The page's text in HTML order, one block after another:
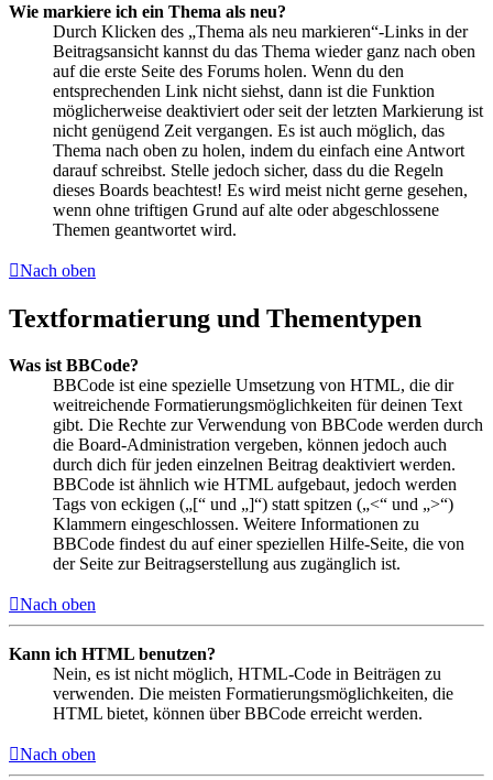
Wie markiere ich ein Thema als neu?
Durch Klicken des „Thema als neu markieren“-Links in der
Beitragsansicht kannst du das Thema wieder ganz nach oben
auf die erste Seite des Forums holen. Wenn du den
entsprechenden Link nicht siehst, dann ist die Funktion
möglicherweise deaktiviert oder seit der letzten Markierung ist
nicht genügend Zeit vergangen. Es ist auch möglich, das
Thema nach oben zu holen, indem du einfach eine Antwort
darauf schreibst. Stelle jedoch sicher, dass du die Regeln
dieses Boards beachtest! Es wird meist nicht gerne gesehen,
wenn ohne triftigen Grund auf alte oder abgeschlossene
Themen geantwortet wird.
Nach oben
Textformatierung und Thementypen
Was ist BBCode?
BBCode ist eine spezielle Umsetzung von HTML, die dir
weitreichende Formatierungsmöglichkeiten für deinen Text
gibt. Die Rechte zur Verwendung von BBCode werden durch
die Board-Administration vergeben, können jedoch auch
durch dich für jeden einzelnen Beitrag deaktiviert werden.
BBCode ist ähnlich wie HTML aufgebaut, jedoch werden
Tags von eckigen („[“ und „]“) statt spitzen („<“ und „>“)
Klammern eingeschlossen. Weitere Informationen zu
BBCode findest du auf einer speziellen Hilfe-Seite, die von
der Seite zur Beitragserstellung aus zugänglich ist.
Nach oben
Kann ich HTML benutzen?
Nein, es ist nicht möglich, HTML-Code in Beiträgen zu
verwenden. Die meisten Formatierungsmöglichkeiten, die
HTML bietet, können über BBCode erreicht werden.
Nach oben